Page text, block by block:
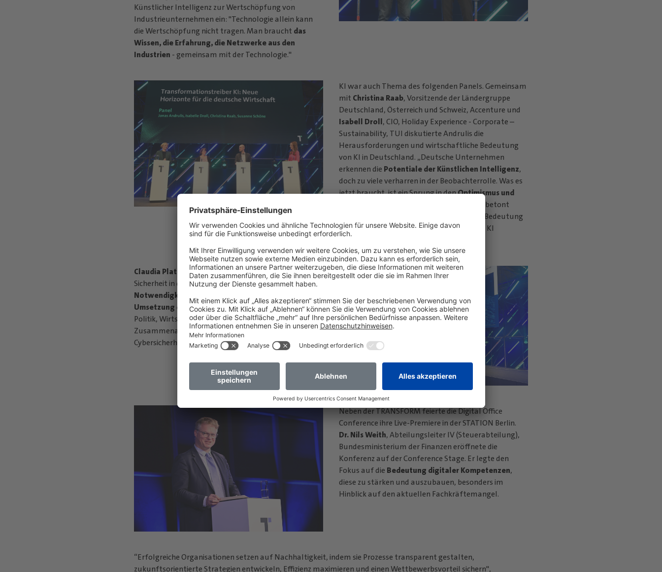
Künstlicher Intelligenz zur Wertschöpfung von
Industrieunternehmen ein: "Technologie allein kann
die Wertschöpfung nicht tragen. Man braucht das
Wissen, die Erfahrung, die Netzwerke aus den
Industrien - gemeinsam mit der Technologie."
KI war auch Thema des folgenden Panels. Gemeinsam
mit Christina Raab, Vorsitzende der Ländergruppe
Deutschland, Österreich und Schweiz, Accenture und
Isabell Droll, CIO, Holiday Experience - Corporate –
Sustainability, TUI diskutierte Andrulis die
Herausforderungen und wirtschaftliche Bedeutung
von KI in Deutschland. „Deutsche Unternehmen
erkennen die Potentiale der Künstlichen Intelligenz,
doch zu viele verharren in der Beobachterrolle. Was es
jetzt braucht, ist ein Sprung in denOptimismus und
“, betont
Christina Raab, während Isabelle Droll die Bedeutung
der Mitarbeitenden bei der Integration von KI
hervorhebte.
Claudia Plattner, Präsidentin des Bundesamts für
Sicherheit in der Informationstechnik (BSI), betonte die
Notwendigkeit einer entschlossenen und sicheren
Umsetzung digitaler Innovationen . Sie appellierte an
Politik, Wirtschaft und Wissenschaft für eine enge
Zusammenarbeit, um Deutschland im Bereich der
Cybersicherheit stark zu positionieren.
Neben der TRANSFORM feierte die Digital Office
Conference ihre Live-Premiere in der STATION Berlin.
Dr. Nils Weith, Abteilungsleiter IV (Steuerabteilung),
Bundesministerium der Finanzen eröffnete die
Konferenz auf der Conference Stage. Er legte den
Fokus auf die Bedeutung digitaler Kompetenzen,
diese zu stärken und auszubauen, besonders im
Hinblick auf den aktuellen Fachkräftemangel.
“Erfolgreiche Organisationen setzen auf Nachhaltigkeit, indem sie Prozesse transparent gestalten,
zukunftsorientierte Strategien entwickeln, Effizienz maximieren und einen Wettbewerbsvorteil sichern",